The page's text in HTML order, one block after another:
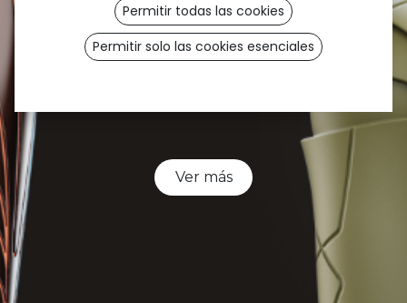
Ahora disponible –Lanzamiento Early Access
Ver más
Permitir todas las cookies
Permitir solo las cookies esenciales